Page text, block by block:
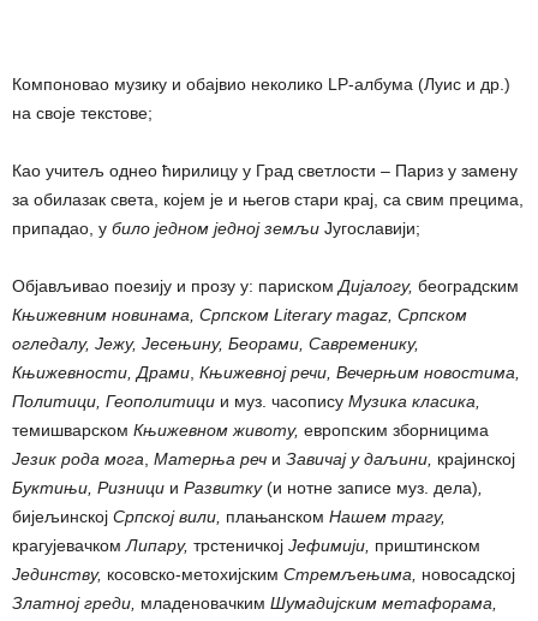
Компоновао музику и обајвио неколико LP-албума (Луис и др.)
на своје текстове;
Као учитељ однео ћирилицу у Град светлости – Париз у замену
за обилазак света, којем је и његов стари крај, са свим прецима,
припадао, у било једном једној земљи Југославији;
Објављивао поезију и прозу у: парискомДијалогу, београдским
Књижевним новинама, Српском Literary magaz, Српском
огледалу, Јежу, Јесењину, Беорами, Савременику,
Књижевности, Драми, Књижевној речи, Вечерњим новостима,
Политици, Геополитици и муз. часопису Музика класика,
темишварском Књижевном животу, европским зборницима
Језик рода мога, Матерња реч и Завичај у даљини, крајинској
Буктињи, Ризници и Развитку (и нотне записе муз. дела),
бијељинској Српској вили, плањанском Нашем трагу,
крагујевачкомЛипару, трстеничкој Јефимији, приштинском
Јединству, косовско-метохијским Стремљењима, новосадској
Златној греди, младеновачким Шумадијским метафорама,